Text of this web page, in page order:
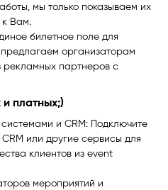
мы только показываем их
к Вам.
билетное поле для
организаторам
партнеров с
платных;)
и CRM: Подключите
или другие сервисы для
клиентов из event
мероприятий и